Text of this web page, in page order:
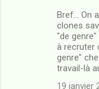
Bref... On
clones
"de
à recruter
genre"
travail-là
19 janvier